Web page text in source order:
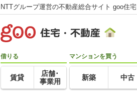
NTTグループ運営の不動産総合サイト goo住
借りる
賃貸
店舗･
事業用
マンションを買う
新築 中古